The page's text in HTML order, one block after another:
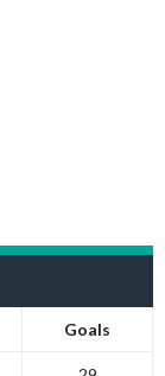
Goals